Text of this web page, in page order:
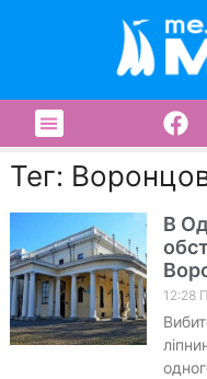
Тег:
В
12:28